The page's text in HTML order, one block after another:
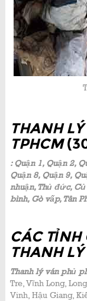
THANH
TPHCM
: Quận 1, Quận 2,
Quận 8, Quận 9,
nhuận, Thủ đức, Củ
bình, Gò vấp, Tân
CÁC TỈNH
THANH
Thanh lý ván phủ
Tre, Vĩnh Long,
Vinh, Hậu Giang,